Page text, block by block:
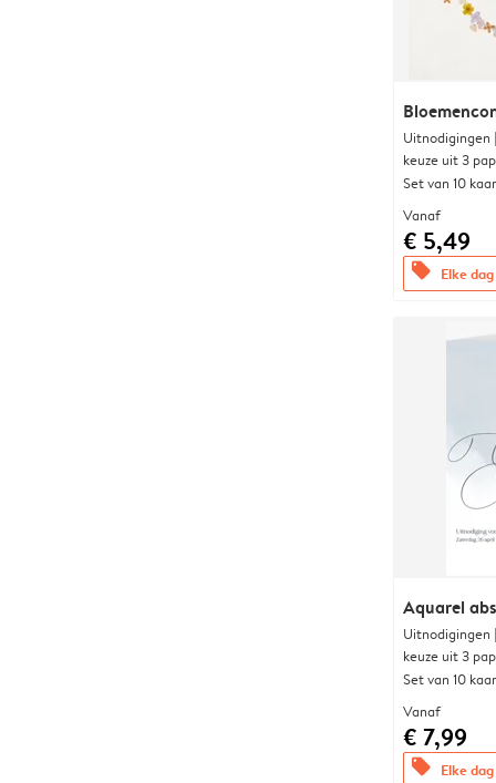
keuze uit 3
Set van 10
Vanaf
€ 5,49
offers Elke
Aquarel
keuze uit 3
Set van 10
Vanaf
€ 7,99
offers Elke